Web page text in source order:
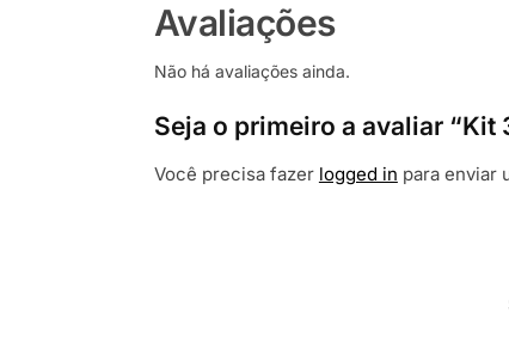
Avaliações
Não há avaliações ainda.
Seja o primeiro a avaliar “Kit
Você precisa fazer logged in para enviar